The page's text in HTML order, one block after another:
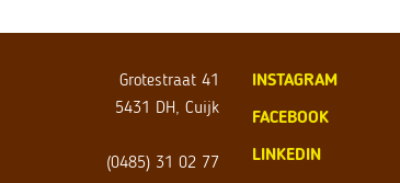
Grotestraat 41
5431 DH, Cuijk
(0485) 31 02 77
INSTAGRAM
FACEBOOK
LINKEDIN